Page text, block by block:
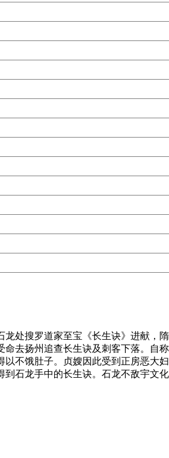
处搜罗道家至宝《长生诀》进献，
去扬州追查长生诀及刺客下落。自
不饿肚子。贞嫂因此受到正房恶大
石龙手中的长生诀。石龙不敌宇文